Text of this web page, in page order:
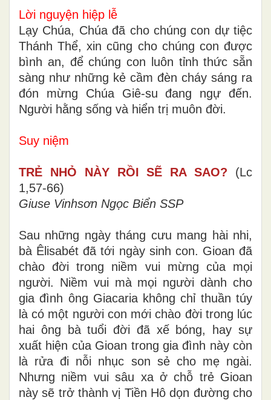
Lời nguyện hiệp lễ
Lạy Chúa, Chúa đã cho chúng con dự tiệc
Thánh Thể, xin cũng cho chúng con được
bình an, để chúng con luôn tỉnh thức sẵn
sàng như những kẻ cầm đèn cháy sáng ra
đón mừng Chúa Giê-su đang ngự đến.
Người hằng sống và hiển trị muôn đời.
Suy niệm
TRẺ NHỎ NÀY RỒI SẼ RA SAO? (Lc
1,57-66)
Giuse Vinhsơn Ngọc Biển SSP
Sau những ngày tháng cưu mang hài nhi,
bà Êlisabét đã tới ngày sinh con. Gioan đã
chào đời trong niềm vui mừng của mọi
người. Niềm vui mà mọi người dành cho
gia đình ông Giacaria không chỉ thuần túy
là có một người con mới chào đời trong lúc
hai ông bà tuổi đời đã xế bóng, hay sự
xuất hiện của Gioan trong gia đình này còn
là rửa đi nỗi nhục son sẻ cho mẹ ngài.
Nhưng niềm vui sâu xa ở chỗ trẻ Gioan
này sẽ trở thành vị Tiền Hô dọn đường cho